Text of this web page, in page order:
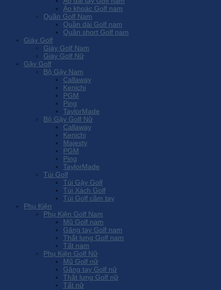
Áo khoác Golf nam
Quần Golf Nam
Quần dài Golf nam
Quần short Golf nam
Giày Golf
Giày Golf Nam
Giày Golf Nữ
Gậy Golf
Bộ Gậy Nam
Callaway
Kenichi
PGM
Ping
TaylorMade
Bộ Gậy Golf Nữ
Callaway
Kenichi
Majesty
PGM
Ping
TaylorMade
Túi Golf
Túi Gậy Golf
Túi Xách Golf
Túi Golf cầm tay
Phụ Kiện
Phụ Kiện Golf Nam
Mũ Golf nam
Găng tay Golf nam
Thắt lưng Golf nam
Tất nam
Phụ Kiện Golf Nữ
Mũ Golf nữ
Găng tay Golf nữ
Thắt lưng Golf nữ
Tất nữ